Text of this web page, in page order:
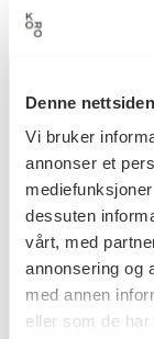
Denne
Vi bruker
annonser et
dessuten
vårt, med
annonsering og
med annen
eller som de
Postboks 6994
St. Olavs plass